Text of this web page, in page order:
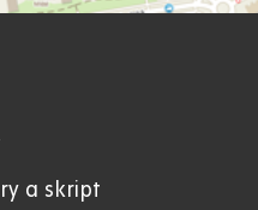
a skript